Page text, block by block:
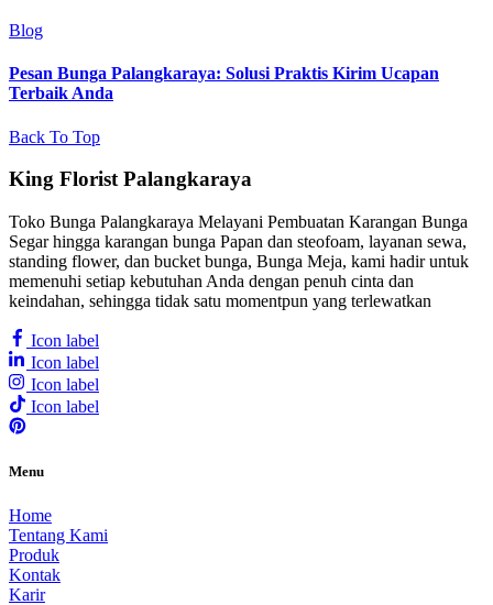
Blog
Pesan Bunga Palangkaraya: Solusi Praktis Kirim Ucapan
Terbaik Anda
Back To Top
King Florist Palangkaraya
Toko Bunga Palangkaraya Melayani Pembuatan Karangan Bunga
Segar hingga karangan bunga Papan dan steofoam, layanan sewa,
standing flower, dan bucket bunga, Bunga Meja, kami hadir untuk
memenuhi setiap kebutuhan Anda dengan penuh cinta dan
keindahan, sehingga tidak satu momentpun yang terlewatkan
Icon label
Icon label
Icon label
Icon label
Menu
Home
Tentang Kami
Produk
Kontak
Karir